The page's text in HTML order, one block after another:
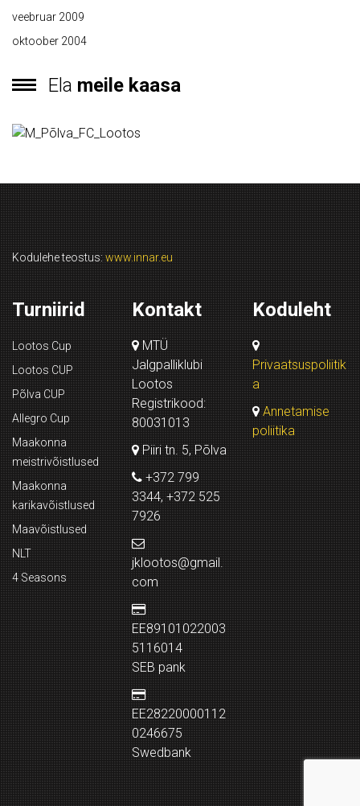
veebruar 2009
oktoober 2004
Ela meile kaasa
Kodulehe teostus: www.innar.eu
Turniirid
Lootos Cup
Lootos CUP
Põlva CUP
Allegro Cup
Maakonna
meistrivõistlused
Maakonna
karikavõistlused
Maavõistlused
NLT
4 Seasons
Kontakt
MTÜ
Jalgpalliklubi
Lootos
Registrikood:
80031013
Piiri tn. 5, Põlva
+372 799
3344, +372 525
7926
jklootos@gmail.
com
EE89101022003
5116014
SEB pank
EE28220000112
0246675
Swedbank
Koduleht
Privaatsuspoliitik
a
Annetamise
poliitika